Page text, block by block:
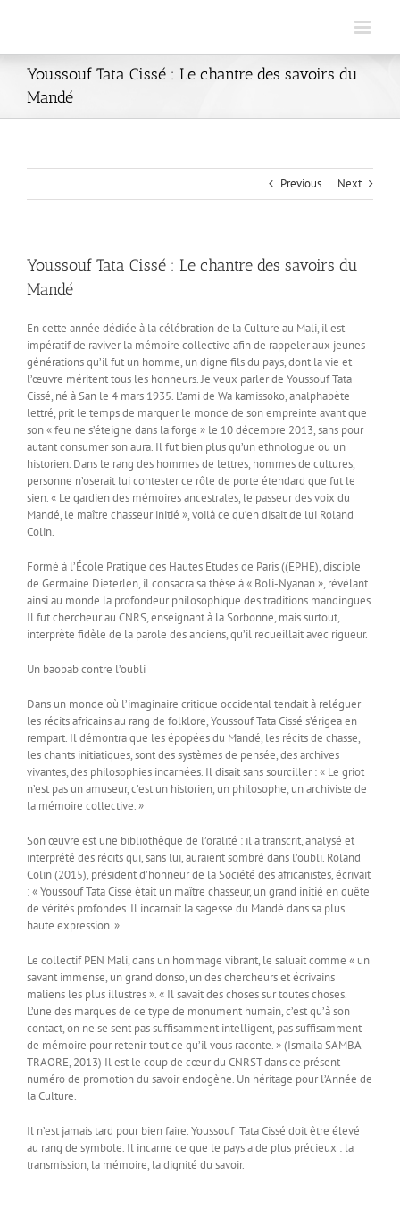
Youssouf Tata Cissé : Le chantre des savoirs du
Mandé
Previous Next
Youssouf Tata Cissé : Le chantre des savoirs du
Mandé
En cette année dédiée à la célébration de la Culture au Mali, il est
impératif de raviver la mémoire collective afin de rappeler aux jeunes
générations qu’il fut un homme, un digne fils du pays, dont la vie et
l’œuvre méritent tous les honneurs. Je veux parler de Youssouf Tata
Cissé, né à San le 4 mars 1935. L’ami de Wa kamissoko, analphabète
lettré, prit le temps de marquer le monde de son empreinte avant que
son « feu ne s’éteigne dans la forge » le 10 décembre 2013, sans pour
autant consumer son aura. Il fut bien plus qu’un ethnologue ou un
historien. Dans le rang des hommes de lettres, hommes de cultures,
personne n’oserait lui contester ce rôle de porte étendard que fut le
sien. « Le gardien des mémoires ancestrales, le passeur des voix du
Mandé, le maître chasseur initié », voilà ce qu’en disait de lui Roland
Colin.
Formé à l’École Pratique des Hautes Etudes de Paris ((EPHE), disciple
de Germaine Dieterlen, il consacra sa thèse à « Boli-Nyanan », révélant
ainsi au monde la profondeur philosophique des traditions mandingues.
Il fut chercheur au CNRS, enseignant à la Sorbonne, mais surtout,
interprète fidèle de la parole des anciens, qu’il recueillait avec rigueur.
Un baobab contre l’oubli
Dans un monde où l’imaginaire critique occidental tendait à reléguer
les récits africains au rang de folklore, Youssouf Tata Cissé s’érigea en
rempart. Il démontra que les épopées du Mandé, les récits de chasse,
les chants initiatiques, sont des systèmes de pensée, des archives
vivantes, des philosophies incarnées. Il disait sans sourciller : « Le griot
n’est pas un amuseur, c’est un historien, un philosophe, un archiviste de
la mémoire collective. »
Son œuvre est une bibliothèque de l’oralité : il a transcrit, analysé et
interprété des récits qui, sans lui, auraient sombré dans l’oubli. Roland
Colin (2015), président d’honneur de la Société des africanistes, écrivait
: « Youssouf Tata Cissé était un maître chasseur, un grand initié en quête
de vérités profondes. Il incarnait la sagesse du Mandé dans sa plus
haute expression. »
Le collectif PEN Mali, dans un hommage vibrant, le saluait comme « un
savant immense, un grand donso, un des chercheurs et écrivains
maliens les plus illustres ». « Il savait des choses sur toutes choses.
L’une des marques de ce type de monument humain, c’est qu’à son
contact, on ne se sent pas suffisamment intelligent, pas suffisamment
de mémoire pour retenir tout ce qu’il vous raconte. » (Ismaila SAMBA
TRAORE, 2013) Il est le coup de cœur du CNRST dans ce présent
numéro de promotion du savoir endogène. Un héritage pour l’Année de
la Culture.
Il n’est jamais tard pour bien faire. Youssouf Tata Cissé doit être élevé
au rang de symbole. Il incarne ce que le pays a de plus précieux : la
transmission, la mémoire, la dignité du savoir.